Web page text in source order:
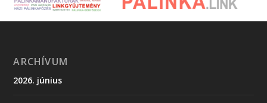
ARCHÍVUM
2026. június